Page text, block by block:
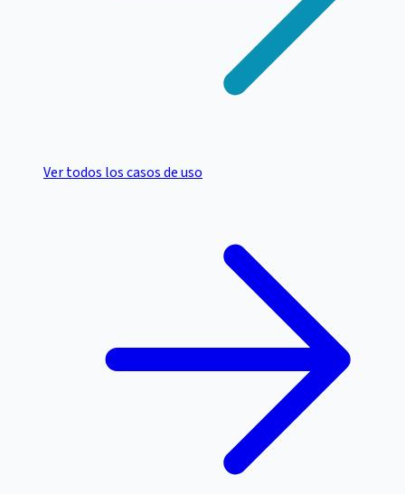
Ver todos los casos de uso